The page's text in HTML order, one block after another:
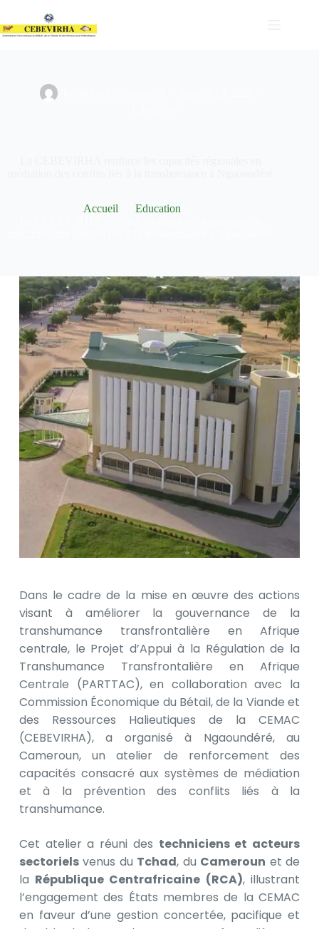
Accueil
Education
Dans le cadre de la mise en œuvre des actions
visant à améliorer la gouvernance de la
transhumance transfrontalière en Afrique
centrale, le Projet d’Appui à la Régulation de la
Transhumance Transfrontalière en Afrique
Centrale (PARTTAC), en collaboration avec la
Commission Économique du Bétail, de la Viande et
des Ressources Halieutiques de la CEMAC
(CEBEVIRHA), a organisé à Ngaoundéré, au
Cameroun, un atelier de renforcement des
capacités consacré aux systèmes de médiation
et à la prévention des conflits liés à la
transhumance.
Cet atelier a réuni des techniciens et acteurs
sectorielsvenus du Tchad, du Cameroun et de
la République Centrafricaine (RCA), illustrant
l’engagement des États membres de la CEMAC
en faveur d’une gestion concertée, pacifique et